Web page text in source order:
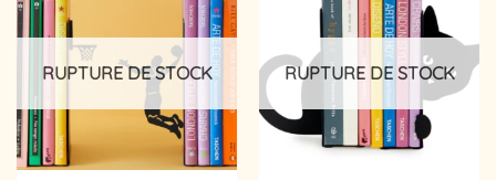
Ajouter
à la
liste
d’envies
RUPTURE DE STOCK
Ajouter
à la
liste
RUPTURE DE STOCK